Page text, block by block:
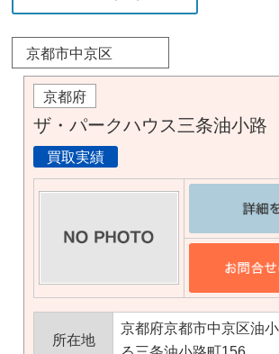
京都市中京区
京都府
ザ・パークハウス三条油小路
買取実績
所在地
京都府京都市中京区油